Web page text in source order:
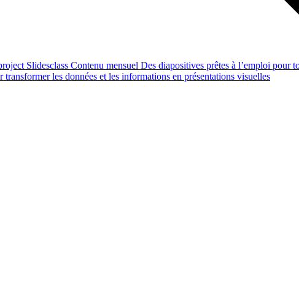
Slidesclass Contenu mensuel Des diapositives prêtes à l’emploi pour
transformer les données et les informations en présentations visuelles